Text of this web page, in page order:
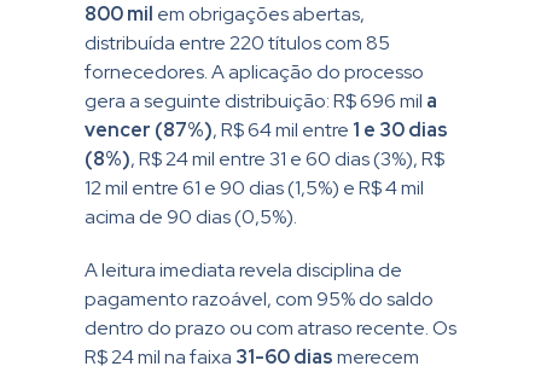
800 mil em obrigações abertas,
distribuída entre 220 títulos com 85
fornecedores. A aplicação do processo
gera a seguinte distribuição: R$ 696 mil a
vencer (87%), R$ 64 mil entre 1 e 30 dias
(8%), R$ 24 mil entre 31 e 60 dias (3%), R$
12 mil entre 61 e 90 dias (1,5%) e R$ 4 mil
acima de 90 dias (0,5%).
A leitura imediata revela disciplina de
pagamento razoável, com 95% do saldo
dentro do prazo ou com atraso recente. Os
R$ 24 mil na faixa 31-60 diasmerecem